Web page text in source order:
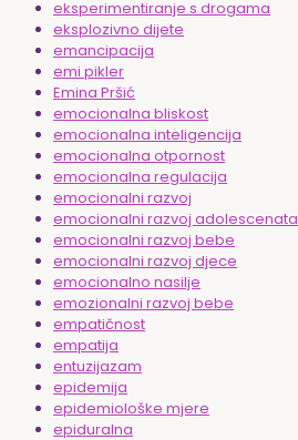
eksperimentiranje s drogama
eksplozivno dijete
emancipacija
emi pikler
Emina Pršić
emocionalna bliskost
emocionalna inteligencija
emocionalna otpornost
emocionalna regulacija
emocionalni razvoj
emocionalni razvoj adolescenata
emocionalni razvoj bebe
emocionalni razvoj djece
emocionalno nasilje
emozionalni razvoj bebe
empatičnost
empatija
entuzijazam
epidemija
epidemiološke mjere
epiduralna